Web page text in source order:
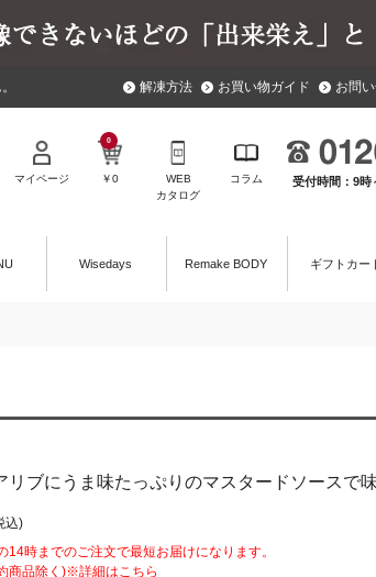
解凍方法 お買い物ガイド お問
受付時間：9時
マイページ ￥0
0
WEB
カタログ
コラム
Wisedays Remake BODY ギフトカー
リブにうま味たっぷりのマスタードソースで
込)
14時までのご注文で最短お届けになります。
商品除く)※詳細はこちら